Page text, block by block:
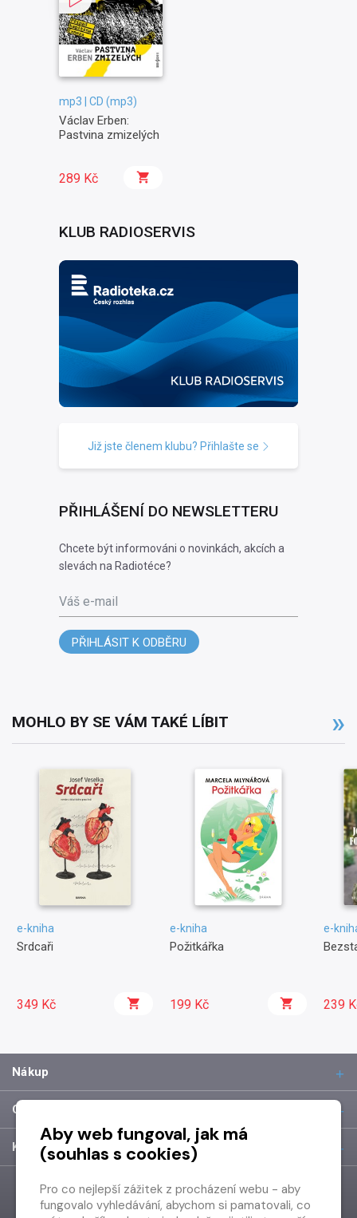
mp3 | CD (mp3)
Václav Erben:
Pastvina zmizelých
289 Kč
KLUB RADIOSERVIS
Již jste členem klubu? Přihlašte se
PŘIHLÁŠENÍ DO NEWSLETTERU
Chcete být informováni o novinkách, akcích a
slevách na Radiotéce?
Váš e-mail
PŘIHLÁSIT K ODBĚRU
MOHLO BY SE VÁM TAKÉ LÍBIT
e-kniha
Srdcaři
349 Kč
e-kniha
Požitkářka
199 Kč
e-
239
Nákup
O společnosti
Kontakt
Aby web fungoval, jak má
(souhlas s cookies)
Pro co nejlepší zážitek z procházení webu - aby
fungovalo vyhledávání, abychom si pamatovali, co